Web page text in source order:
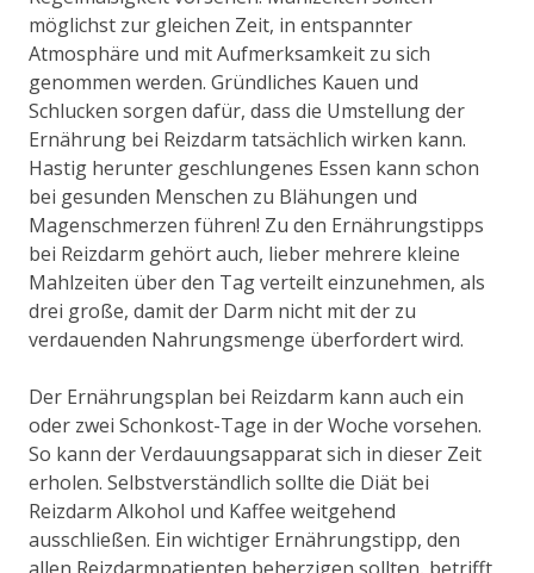
möglichst zur gleichen Zeit, in entspannter
Atmosphäre und mit Aufmerksamkeit zu sich
genommen werden. Gründliches Kauen und
Schlucken sorgen dafür, dass die Umstellung der
Ernährung bei Reizdarm tatsächlich wirken kann.
Hastig herunter geschlungenes Essen kann schon
bei gesunden Menschen zu Blähungen und
Magenschmerzen führen! Zu den Ernährungstipps
bei Reizdarm gehört auch, lieber mehrere kleine
Mahlzeiten über den Tag verteilt einzunehmen, als
drei große, damit der Darm nicht mit der zu
verdauenden Nahrungsmenge überfordert wird.
Der Ernährungsplan bei Reizdarm kann auch ein
oder zwei Schonkost-Tage in der Woche vorsehen.
So kann der Verdauungsapparat sich in dieser Zeit
erholen. Selbstverständlich sollte die Diät bei
Reizdarm Alkohol und Kaffee weitgehend
ausschließen. Ein wichtiger Ernährungstipp, den